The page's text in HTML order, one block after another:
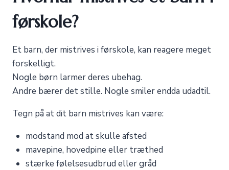
førskole?
Et barn, der mistrives i førskole, kan reagere meget
forskelligt.
Nogle børn larmer deres ubehag.
Andre bærer det stille. Nogle smiler endda udadtil.
Tegn på at dit barn mistrives kan være:
modstand mod at skulle afsted
mavepine, hovedpine eller træthed
stærke følelsesudbrud eller gråd